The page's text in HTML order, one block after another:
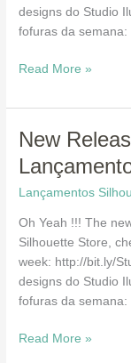
designs do Studio
fofuras da semana:
Read More »
New
Lançamentos
Oh Yeah !!! The
Silhouette Store,
week: http://bit.ly/
designs do Studio
fofuras da semana:
New
Silhouette
Store!
Read More »